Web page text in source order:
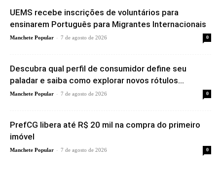
UEMS recebe inscrições de voluntários para
ensinarem Português para Migrantes Internacionais
Manchete Popular - 7 de agosto de 2026 0
Descubra qual perfil de consumidor define seu
paladar e saiba como explorar novos rótulos...
Manchete Popular - 7 de agosto de 2026 0
PrefCG libera até R$ 20 mil na compra do primeiro
imóvel
Manchete Popular - 7 de agosto de 2026 0